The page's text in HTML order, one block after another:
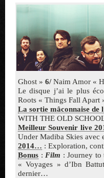
Ghost » 6/Naim Amor «
Le disque j’ai le plus
Roots « Things Fall Apart
La sortie mâconnaise de
WITH THE OLD
Meilleur Souvenir live
Under Madiba Skies avec
2014… : Exploration,
Bonus : Film : Journey to
« Voyages » d’Ibn
dernier…